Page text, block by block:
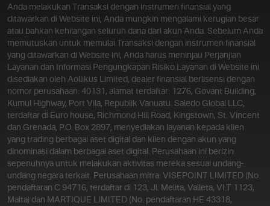
Anda melakukan Transaksi dengan instrumen finansial yang
ditawarkan di Website ini, Anda mungkin mengalami kerugian besar
atau bahkan kehilangan seluruh dana dari akun Anda. Sebelum Anda
memutuskan untuk memulai Transaksi dengan instrumen finansial
yang ditawarkan di Website ini, Anda harus meninjau Perjanjian
Layanan dan Informasi Pengungkapan Risiko. Layanan di Website ini
disediakan oleh Aollikus Limited, dealer finansial berlisensi dengan
nomor perusahaan: 40131, alamat terdaftar: 1276, Govant Building,
Kumul Highway, Port Vila, Republik Vanuatu. Saledo Global LLC,
terdaftar di Euro house, Richmond Hill Road, Kingstown, St. Vincent
dan Grenada, P.O. Box 2897, menyediakan layanan kepada klien
yang trading berbagai aset digital dan klien dengan akun yang
dinominasi dalam berbagai aset digital. Perusahaan ini berizin
sepenuhnya untuk melakukan aktivitas mereka sesuai undang-
undang negara terkait. Perusahaan mitra: VISEPOINT LIMITED (No.
pendaftaran C 94716, terdaftar di 123, Jl. Melita, Valleta, VLT 1123,
Malta) dan MARTIQUE LIMITED (No. pendaftaran HE 43318,